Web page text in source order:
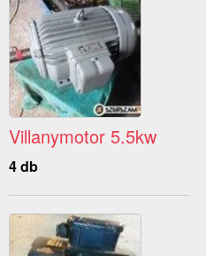
Villanymotor 5.5kw
4 db